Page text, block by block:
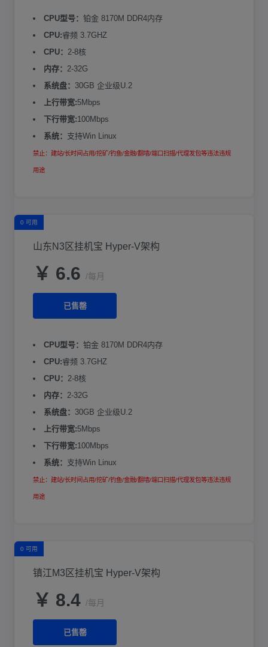
CPU型号： 铂金 8170M DDR4内存
CPU:睿频 3.7GHZ
CPU： 2-8核
内存： 2-32G
系统盘： 30GB 企业级U.2
上行带宽:5Mbps
下行带宽:100Mbps
系统： 支持Win Linux
禁止：建站/长时间占用/挖矿/钓鱼/金融/翻墙/端口扫描/代理发包等违法违规
用途
0 可用
山东N3区挂机宝 Hyper-V架构
￥ 6.6 /每月
已售罄
CPU型号： 铂金 8170M DDR4内存
CPU:睿频 3.7GHZ
CPU： 2-8核
内存： 2-32G
系统盘： 30GB 企业级U.2
上行带宽:5Mbps
下行带宽:100Mbps
系统： 支持Win Linux
禁止：建站/长时间占用/挖矿/钓鱼/金融/翻墙/端口扫描/代理发包等违法违规
用途
0 可用
镇江M3区挂机宝 Hyper-V架构
￥ 8.4 /每月
已售罄